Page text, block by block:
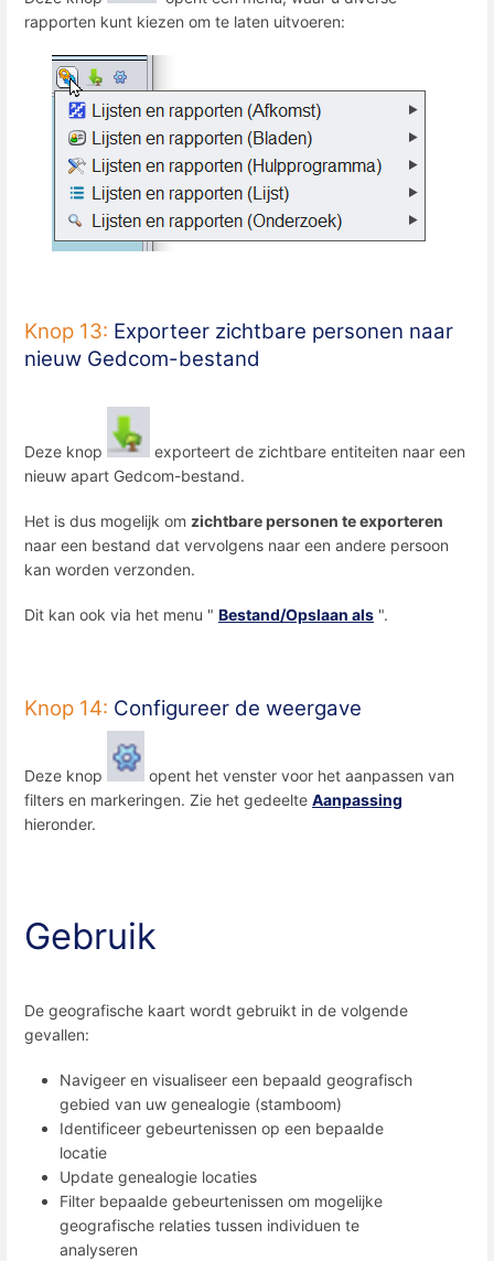
rapporten kunt kiezen om te laten uitvoeren:
Knop 13: Exporteer zichtbare personen naar
nieuw Gedcom-bestand
Deze knop
exporteert de zichtbare entiteiten naar een
nieuw apart Gedcom-bestand.
Het is dus mogelijk om zichtbare personen te exporteren
naar een bestand dat vervolgens naar een andere persoon
kan worden verzonden.
Dit kan ook via het menu " Bestand/Opslaan als ".
Knop 14: Configureer de weergave
Deze knop
opent het venster voor het aanpassen van
filters en markeringen. Zie het gedeelte Aanpassing
hieronder.
Gebruik
De geografische kaart wordt gebruikt in de volgende
gevallen:
Navigeer en visualiseer een bepaald geografisch
gebied van uw genealogie (stamboom)
Identificeer gebeurtenissen op een bepaalde
locatie
Update genealogie locaties
Filter bepaalde gebeurtenissen om mogelijke
geografische relaties tussen individuen te
analyseren